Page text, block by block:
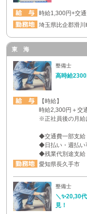
時給1,300円+交
埼玉県比企郡滑川
東 海
整備士
高時給
【時給】
時給2,300円＋交
※正社員後の月給
◆交通費一部支給
◆日払い・週払い
◆残業代別途支給
愛知県長久手市
整備士
＼✨20,30
見！